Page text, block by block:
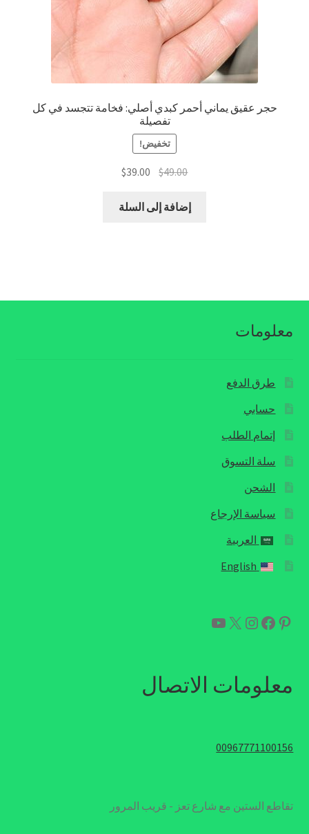
حجر عقيق يماني أحمر كبدي أصلي: فخامة تتجسد في كل
تفصيلة
تخفيض!
$49.00
السعر
هو:
$39.00 السعر
هو:إضافة إلى السلة
معلومات
طرق الدفع
حسابي
إتمام الطلب
سلة التسوق
الشحن
سياسة الإرجاع
العربية
English
بينتريست
فيسبوك
إنستجرام
إكسيوتيوب
معلومات الاتصال
00967771100156
تقاطع الستين مع شارع تعز - قريب المرور